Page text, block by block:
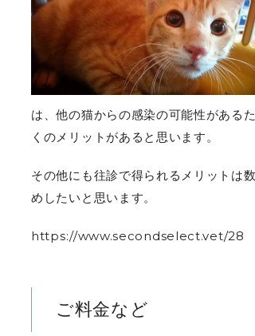
は、他の猫からの感染の可能性がある
くのメリットがあると思います。
その他にも往診で得られるメリットは
めしたいと思います。
https://www.secondselect.vet/28
ご料金など